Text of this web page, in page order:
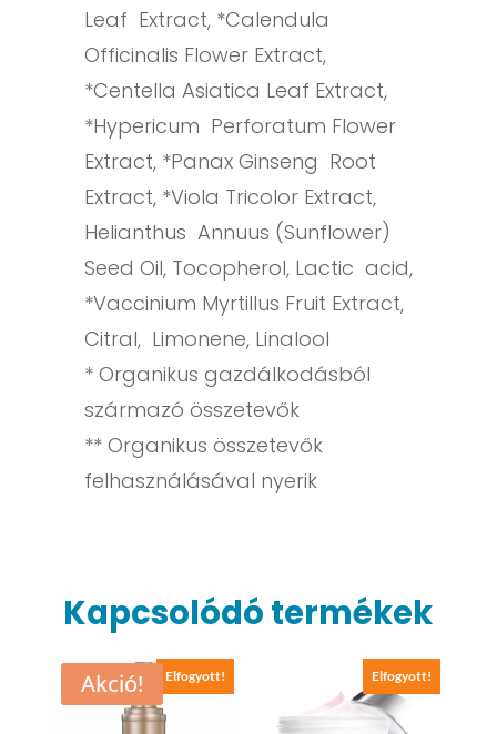
Leaf Extract, *Calendula
Officinalis Flower Extract,
*Centella Asiatica Leaf Extract,
*Hypericum Perforatum Flower
Extract, *Panax Ginseng Root
Extract, *Viola Tricolor Extract,
Helianthus Annuus (Sunflower)
Seed Oil, Tocopherol, Lactic acid,
*Vaccinium Myrtillus Fruit Extract,
Citral, Limonene, Linalool
* Organikus gazdálkodásból
származó összetevők
** Organikus összetevők
felhasználásával nyerik
Kapcsolódó termékek
Akció! Elfogyott! Elfogyott!